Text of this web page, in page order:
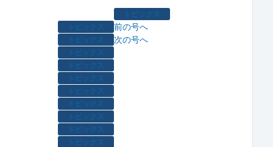
トピックス
トピックス
トピックス
トピックス
トピックス
トピックス
トピックス
トピックス
トピックス
トピックス
トピックス
前の号へ
次の号へ